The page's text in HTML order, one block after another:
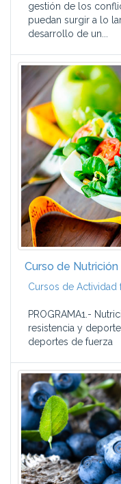
gestión de los
puedan surgir a lo
desarrollo de un...
Curso de
Cursos de Actividad
PROGRAMA1.-
resistencia y
deportes de fuerza